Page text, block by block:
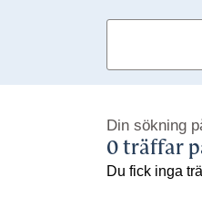
Din sökning
0 träffar
Du fick inga